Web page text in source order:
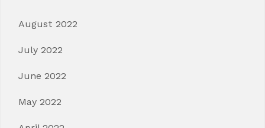
August 2022
July 2022
June 2022
May 2022